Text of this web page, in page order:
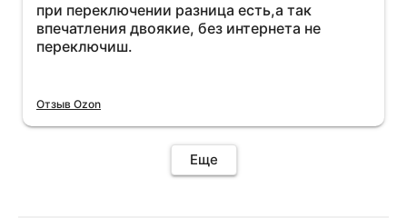
при переключении разница есть,а так
впечатления двоякие, без интернета не
переключиш.
Отзыв Ozon
Еще